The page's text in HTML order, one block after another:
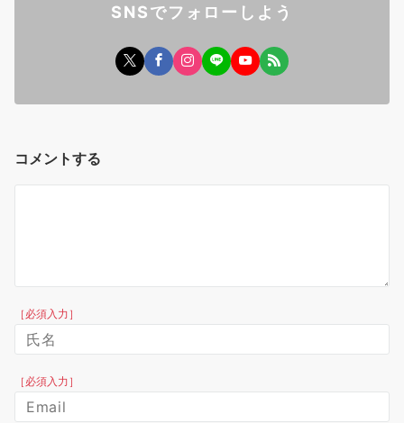
SNSでフォローしよう
コメントする
［必須入力］
［必須入力］